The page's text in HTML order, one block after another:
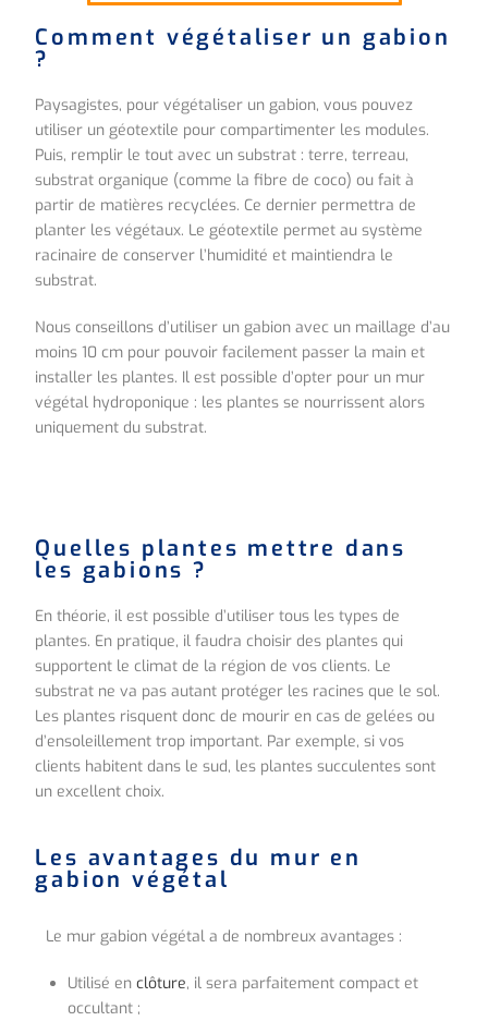
Comment végétaliser un gabion
?
Paysagistes, pour végétaliser un gabion, vous pouvez
utiliser un géotextile pour compartimenter les modules.
Puis, remplir le tout avec un substrat : terre, terreau,
substrat organique (comme la fibre de coco) ou fait à
partir de matières recyclées. Ce dernier permettra de
planter les végétaux. Le géotextile permet au système
racinaire de conserver l’humidité et maintiendra le
substrat.
Nous conseillons d’utiliser un gabion avec un maillage d’au
moins 10 cm pour pouvoir facilement passer la main et
installer les plantes. Il est possible d’opter pour un mur
végétal hydroponique : les plantes se nourrissent alors
uniquement du substrat.
Quelles plantes mettre dans
les gabions ?
En théorie, il est possible d’utiliser tous les types de
plantes. En pratique, il faudra choisir des plantes qui
supportent le climat de la région de vos clients. Le
substrat ne va pas autant protéger les racines que le sol.
Les plantes risquent donc de mourir en cas de gelées ou
d’ensoleillement trop important. Par exemple, si vos
clients habitent dans le sud, les plantes succulentes sont
un excellent choix.
Les avantages du mur en
gabion végétal
Le mur gabion végétal a de nombreux avantages :
Utilisé enclôture, il sera parfaitement compact et
occultant ;